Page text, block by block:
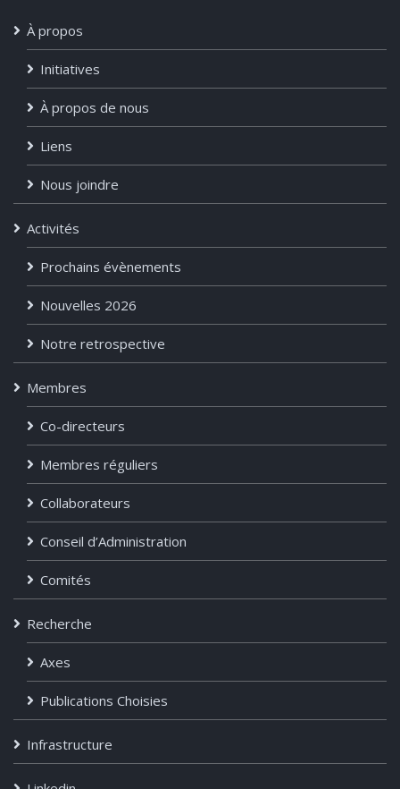
À propos
Initiatives
À propos de nous
Liens
Nous joindre
Activités
Prochains évènements
Nouvelles 2026
Notre retrospective
Membres
Co-directeurs
Membres réguliers
Collaborateurs
Conseil d’Administration
Comités
Recherche
Axes
Publications Choisies
Infrastructure